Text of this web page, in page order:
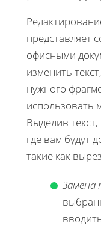
представляет
офисными
изменить
нужного
использовать
Выделив
где вам будут
такие как
Замена